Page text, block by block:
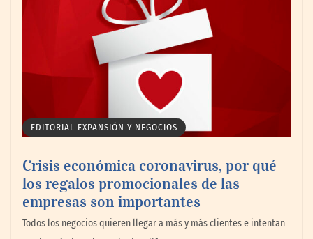
La omnicanalidad redefine la forma de
planear viajes en México
EDITORIAL EXPANSIÓN Y NEGOCIOS
Crisis económica coronavirus, por qué
los regalos promocionales de las
empresas son importantes
Todos los negocios quieren llegar a más y más clientes e intentan